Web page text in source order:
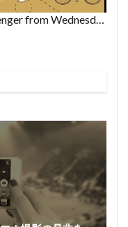
ボイスアヤノ.メ vol.379[A Messenger from Wednesday] (2026/8/5)